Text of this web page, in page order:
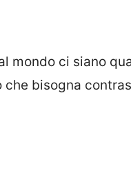
mondo ci siano
bisogna